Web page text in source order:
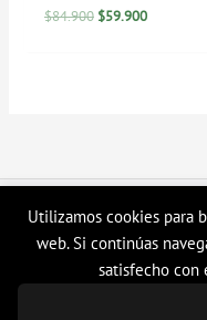
Utilizamos cookies para
web. Si continúas
satisfecho con
$84.900 $59.900
Copyright